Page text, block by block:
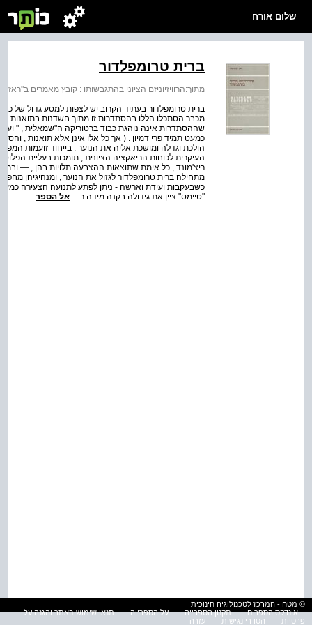
שלום אורח
ברית טרומפלדור
מתוך:הרוויזיוניזם הציוני בהתגבשותו : קובץ מאמרים ב"ראזסוויט"
ברית טרומפלדור בעתיד הקרוב יש לצפות למסע גדול של כל
מכבר הסתכלו הללו בהסתדרות זו מתוך חשדנות בתואנות
שההסתדרות אינה נוהגת כבוד ברטוריקה ה"שמאלית , "
כמעט תמיד פרי דמיון . ( אך כל אלו אינן אלא תואנות ,
הולכת וגדלה ומושכת אליה את הנוער . בייחוד זועמות
העיקרית לכוחות הריאקציה הציונית , תומכות בעליית
ריצ'מונד , כל אימת שתוצאות ההצבעה תלויות בהן , —
מתחילה ברית טרומפלדור לגזול את הנוער , ומנהיגיהן
כשבעקבות ועידת וארשה - ניתן לפתע לתנועה הצעירה
"טיימס" ציין את גידולה בקנה מידה ר... אל הספר
© מטח - המרכז לטכנולוגיה חינוכית
אינדקס הספרים
תקנון הספרייה על הספרייה
תנאי שימוש באתר והגנה על
פרטיות
הסדרי נגישות עזרה